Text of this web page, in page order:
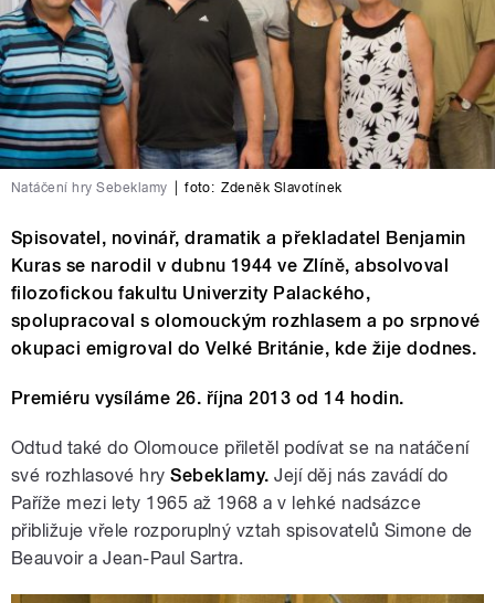
Natáčení hry Sebeklamy foto: Zdeněk Slavotínek
Spisovatel, novinář, dramatik a překladatel Benjamin
Kuras se narodil v dubnu 1944 ve Zlíně, absolvoval
filozofickou fakultu Univerzity Palackého,
spolupracoval s olomouckým rozhlasem a po srpnové
okupaci emigroval do Velké Británie, kde žije dodnes.
Premiéru vysíláme 26. října 2013 od 14 hodin.
Odtud také do Olomouce přiletěl podívat se na natáčení
své rozhlasové hrySebeklamy. Její děj nás zavádí do
Paříže mezi lety 1965 až 1968 a v lehké nadsázce
přibližuje vřele rozporuplný vztah spisovatelů Simone de
Beauvoir a Jean-Paul Sartra.